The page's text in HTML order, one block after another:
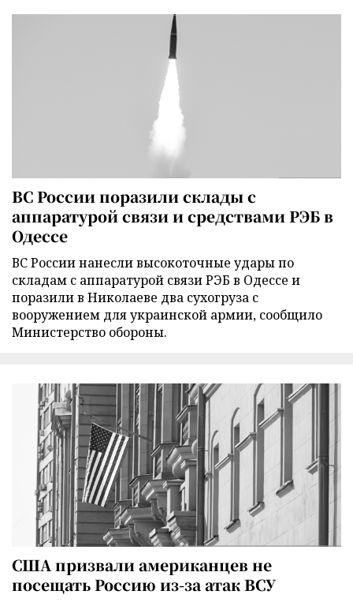
ВС России поразили склады с
аппаратурой связи и средствами РЭБ в
Одессе
ВС России нанесли высокоточные удары по
складам с аппаратурой связи РЭБ в Одессе и
поразили в Николаеве два сухогруза с
вооружением для украинской армии, сообщило
Министерство обороны.
США призвали американцев не
посещать Россию из-за атак ВСУ